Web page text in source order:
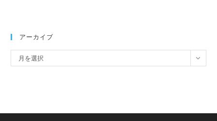
アーカイブ
ー
月を選択